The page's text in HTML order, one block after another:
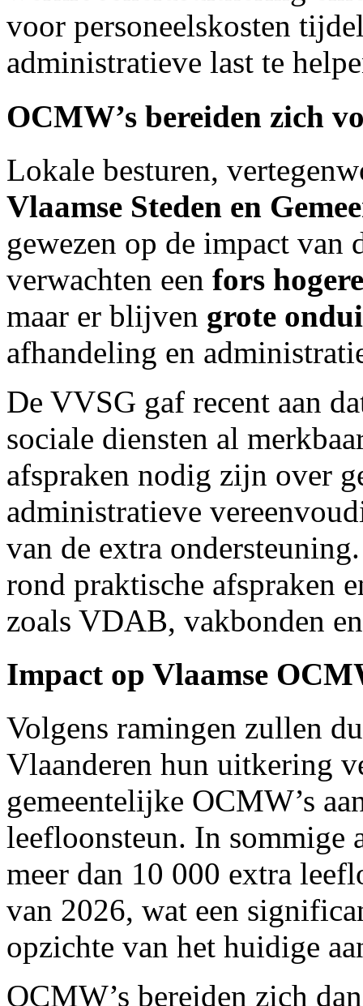
voor personeelskosten
administratieve last te
OCMW’s bereiden zich
Lokale besturen,
Vlaamse Steden en
gewezen op de impact van
verwachten een fors
maar er blijven grote
afhandeling en
De VVSG gaf recent aan
sociale diensten al
afspraken nodig zijn over
administratieve
van de extra
rond praktische afspraken
zoals VDAB, vakbonden
Impact op Vlaamse
Volgens ramingen zullen
Vlaanderen hun uitkering
gemeentelijke OCMW’s
leefloonsteun. In sommige
meer dan 10 000 extra
van 2026, wat een
opzichte van het huidige
OCMW’s bereiden zich